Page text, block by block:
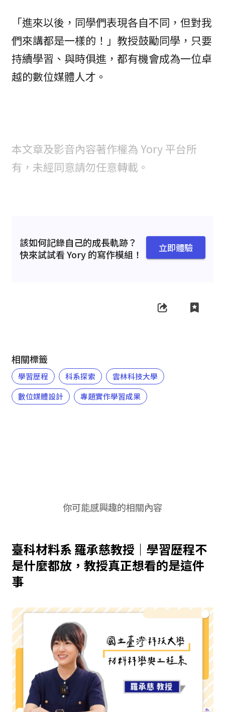
「進來以後，同學們表現各自不同，但對我
們來講都是一樣的！」教授鼓勵同學，只要
持續學習、與時俱進，都有機會成為一位卓
越的數位媒體人才。
本文章及影音內容著作權為 Yory 平台所
有，未經同意請勿任意轉載。
該如何記錄自己的成長軌跡？
快來試試看 Yory 的寫作模組！
立即體驗
相關標籤
學習歷程 科系探索
雲林科技大學
數位媒體設計
專題實作學習成果
你可能感興趣的相關內容
臺科材料系 羅承慈教授｜學習歷程不
是什麼都放，教授真正想看的是這件
事